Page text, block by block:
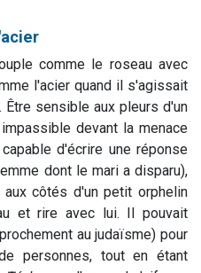
comme le roseau avec
l'acier quand il s'agissait
sensible aux pleurs d'un
devant la menace
d'écrire une réponse
dont le mari a disparu),
côtés d'un petit orphelin
et rire avec lui. Il pouvait
au judaïsme) pour
personnes, tout en étant